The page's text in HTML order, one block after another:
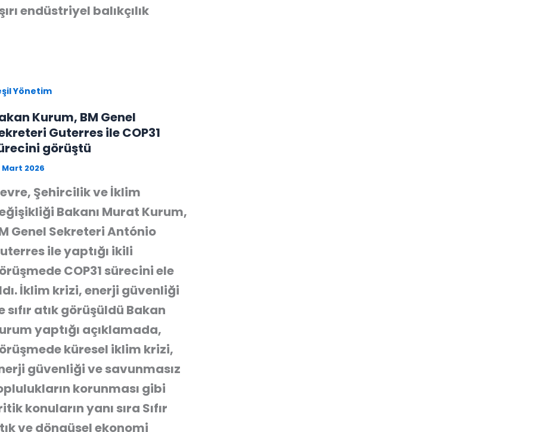
endüstriyel balıkçılık
Yönetim
Kurum, BM Genel
Guterres ile COP31
görüştü
Mart 2026
Şehircilik ve İklim
Bakanı Murat Kurum,
Genel Sekreteri António
ile yaptığı ikili
COP31 sürecini ele
İklim krizi, enerji güvenliği
sıfır atık görüşüldü Bakan
yaptığı açıklamada,
küresel iklim krizi,
güvenliği ve savunmasız
korunması gibi
konuların yanı sıra Sıfır
ve döngüsel ekonomi